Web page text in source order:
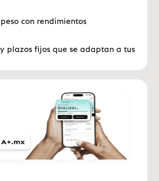
con rendimientos
plazos fijos que se adaptan a tus